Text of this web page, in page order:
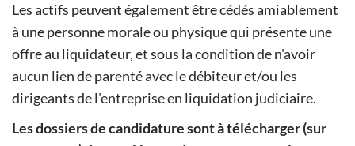
Les actifs peuvent également être cédés amiablement
à une personne morale ou physique qui présente une
offre au liquidateur, et sous la condition de n'avoir
aucun lien de parenté avec le débiteur et/ou les
dirigeants de l'entreprise en liquidation judiciaire.
Les dossiers de candidature sont à télécharger (sur